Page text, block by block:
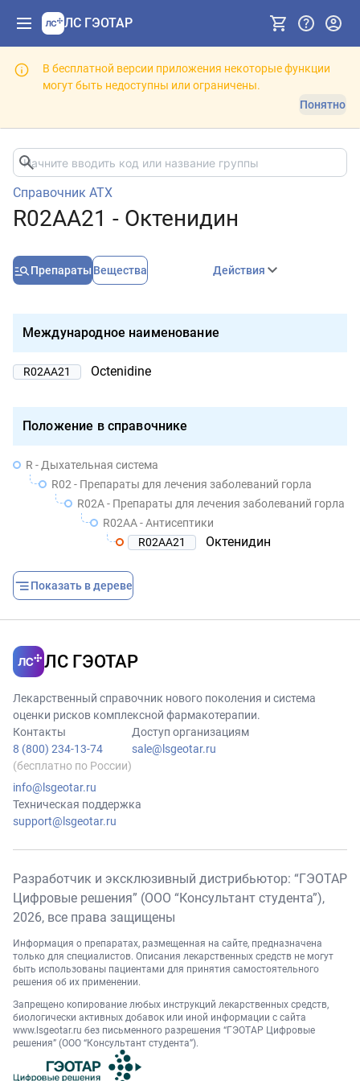
ЛС ГЭОТАР
В бесплатной версии приложения некоторые функции
могут быть недоступны или ограничены.
Понятно
Справочник АТХ
R02AA21 - Октенидин
Препараты Вещества Действия
Международное наименование
R02AA21 Octenidine
Положение в справочнике
R - Дыхательная система
R02 - Препараты для лечения заболеваний горла
R02A - Препараты для лечения заболеваний горла
R02AA - Антисептики
R02AA21
Октенидин
Показать в дереве
ЛС ГЭОТАР
Лекарственный справочник нового поколения и система
оценки рисков комплексной фармакотерапии.
Контакты
8 (800) 234-13-74
(бесплатно по России)
info@lsgeotar.ru
Доступ организациям
sale@lsgeotar.ru
Техническая поддержка
support@lsgeotar.ru
Разработчик и эксклюзивный дистрибьютор: “ГЭОТАР
Цифровые решения” (ООО “Консультант студента”),
2026, все права защищены
Информация о препаратах, размещенная на сайте, предназначена
только для специалистов. Описания лекарственных средств не могут
быть использованы пациентами для принятия самостоятельного
решения об их применении.
Запрещено копирование любых инструкций лекарственных средств,
биологически активных добавок или иной информации с сайта
www.lsgeotar.ru без письменного разрешения “ГЭОТАР Цифровые
решения” (ООО “Консультант студента”).